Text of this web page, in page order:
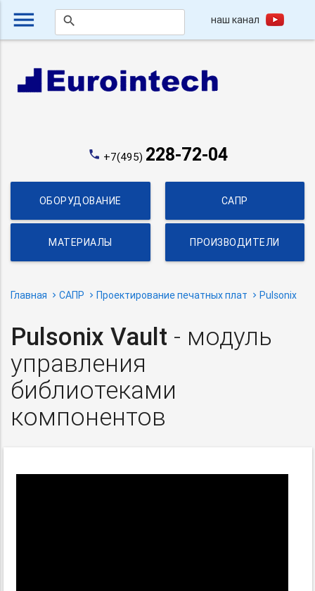
menu search наш канал
phone +7(495) 228-72-04
ОБОРУДОВАНИЕ САПР
МАТЕРИАЛЫ ПРОИЗВОДИТЕЛИ
Главная САПР Проектирование печатных плат Pulsonix
Pulsonix Vault - модуль
управления
библиотеками
компонентов